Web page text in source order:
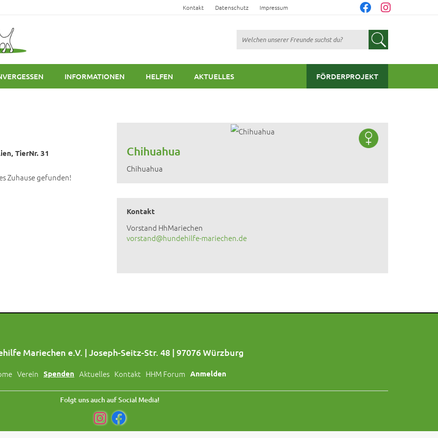
Kontakt Datenschutz Impressum
Suchen
INFORMATIONEN HELFEN AKTUELLES FÖRDERPROJEKT
TierNr. 31
Zuhause gefunden!
Chihuahua
Chihuahua
Kontakt
Vorstand HhMariechen
vorstand@hundehilfe-mariechen.de
Mariechen e.V. | Joseph-Seitz-Str. 48 | 97076 Würzburg
Verein Spenden Aktuelles Kontakt HHM Forum Anmelden
Folgt uns auch auf Social Media!
© 2026 byHundehilfe Mariechen e.V.